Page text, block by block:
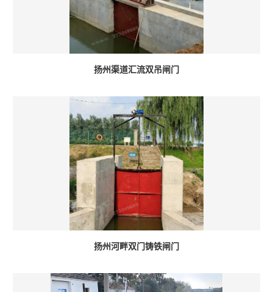
扬州渠道汇流双吊闸门
扬州河畔双门铸铁闸门